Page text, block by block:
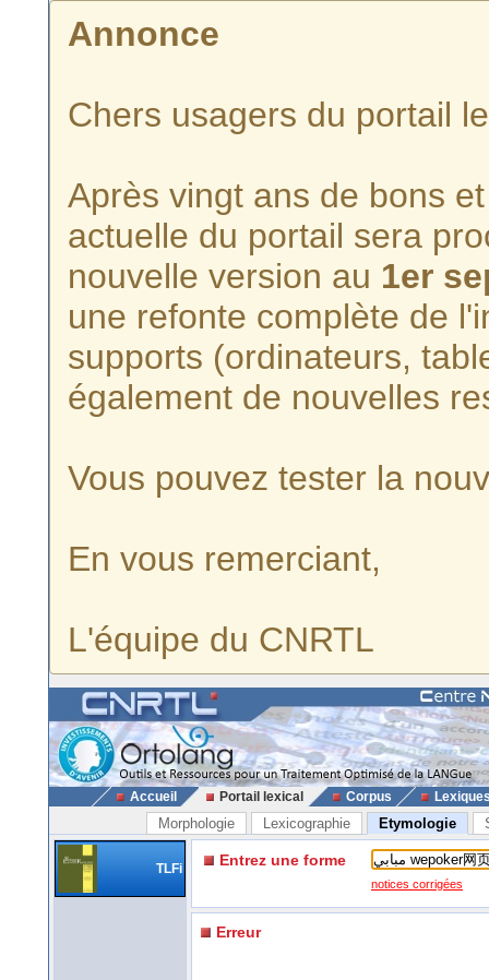
Annonce
Chers usagers du portail
Après vingt ans de bons
actuelle du portail sera
nouvelle version au 1er
une refonte complète de
supports (ordinateurs,
également de nouvelles
Vous pouvez tester la
En vous remerciant,
L'équipe du CNRTL
Accueil Portail lexical Corpus
Morphologie Lexicographie Etymologie
TLFi Entrez une forme
notices corrigées
Erreur